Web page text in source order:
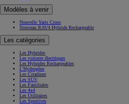
Modèles à venir
Nouvelle Yaris Cross
Nouveau RAV4 Hybride Rechargeable
Les catégories
Les Hybrides
Les voitures électriques
Les Hybrides Rechargeables
L'Hydrogène
Les Citadines
Les SUV
Les Familiales
Les 4x4
Les Utilitaires
Les Sportives